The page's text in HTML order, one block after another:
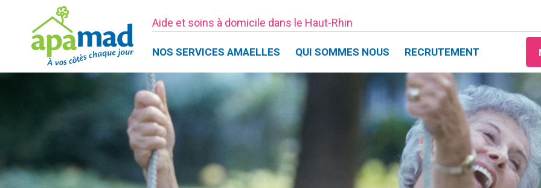
Aide et soins à domicile dans le Haut-Rhin
NOS SERVICES AMAELLES QUI SOMMES NOUS RECRUTEMENT